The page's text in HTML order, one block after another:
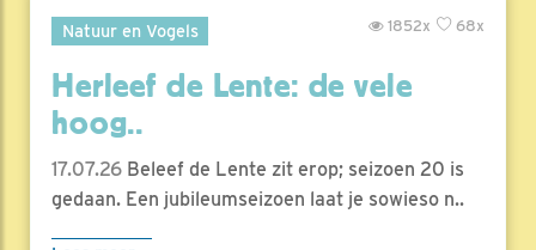
Natuur en Vogels 68x
1852x
Herleef de Lente: de vele
hoog..
17.07.26 Beleef de Lente zit erop; seizoen 20 is
gedaan. Een jubileumseizoen laat je sowieso n..